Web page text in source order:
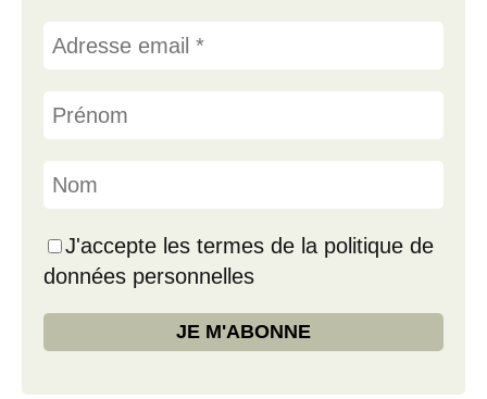
J'accepte les termes de la politique de
données personnelles